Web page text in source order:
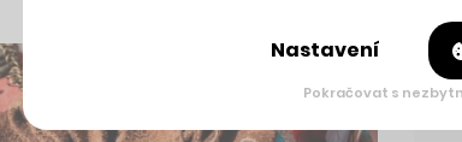
Nastavení
Pokračovat s